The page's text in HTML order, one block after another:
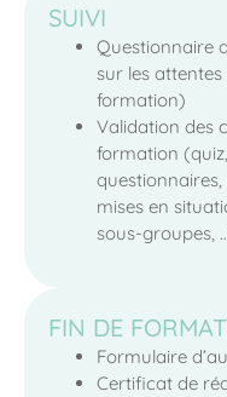
SUIVI
Questionnaire
sur les attentes
formation)
Validation des
formation
mises en
sous-groupes,
FIN DE
Formulaire
Certificat de